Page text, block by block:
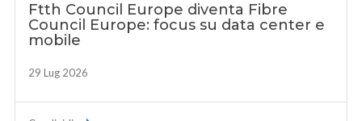
Ftth Council Europe diventa Fibre
Council Europe: focus su data center e
mobile
29 Lug 2026